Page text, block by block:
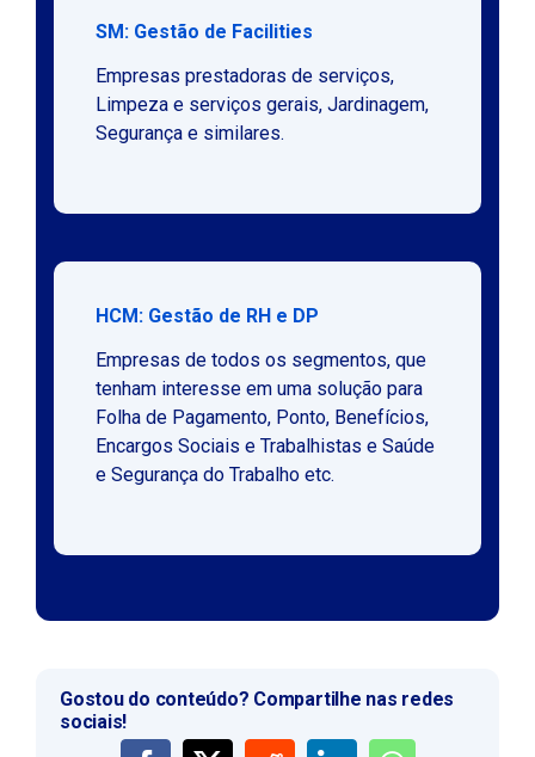
SM: Gestão de Facilities
Empresas prestadoras de serviços,
Limpeza e serviços gerais, Jardinagem,
Segurança e similares.
HCM: Gestão de RH e DP
Empresas de todos os segmentos, que
tenham interesse em uma solução para
Folha de Pagamento, Ponto, Benefícios,
Encargos Sociais e Trabalhistas e Saúde
e Segurança do Trabalho etc.
Gostou do conteúdo? Compartilhe nas redes
sociais!